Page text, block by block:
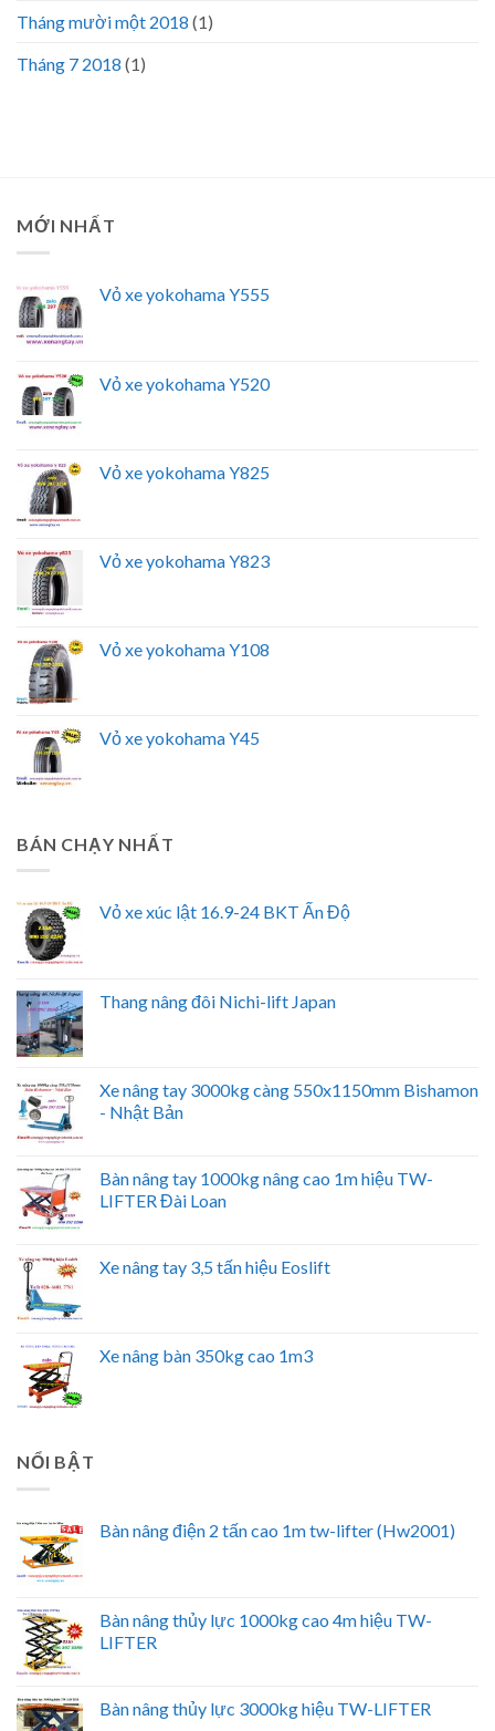
Tháng mười một 2018 (1)
Tháng 7 2018 (1)
MỚI NHẤT
Vỏ xe yokohama Y555
Vỏ xe yokohama Y520
Vỏ xe yokohama Y825
Vỏ xe yokohama Y823
Vỏ xe yokohama Y108
Vỏ xe yokohama Y45
BÁN CHẠY NHẤT
Vỏ xe xúc lật 16.9-24 BKT Ấn Độ
Thang nâng đôi Nichi-lift Japan
Xe nâng tay 3000kg càng 550x1150mm Bishamon
- Nhật Bản
Bàn nâng tay 1000kg nâng cao 1m hiệu TW-
LIFTER Đài Loan
Xe nâng tay 3,5 tấn hiệu Eoslift
Xe nâng bàn 350kg cao 1m3
NỔI BẬT
Bàn nâng điện 2 tấn cao 1m tw-lifter (Hw2001)
Bàn nâng thủy lực 1000kg cao 4m hiệu TW-
LIFTER
Bàn nâng thủy lực 3000kg hiệu TW-LIFTER